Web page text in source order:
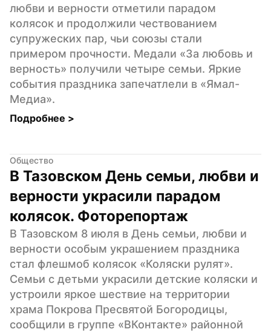
любви и верности отметили парадом
колясок и продолжили чествованием
супружеских пар, чьи союзы стали
примером прочности. Медали «За любовь и
верность» получили четыре семьи. Яркие
события праздника запечатлели в «Ямал-
Медиа».
Подробнее >
Общество
В Тазовском День семьи, любви и
верности украсили парадом
колясок. Фоторепортаж
В Тазовском 8 июля в День семьи, любви и
верности особым украшением праздника
стал флешмоб колясок «Коляски рулят».
Семьи с детьми украсили детские коляски и
устроили яркое шествие на территории
храма Покрова Пресвятой Богородицы,
сообщили в группе «ВКонтакте» районной